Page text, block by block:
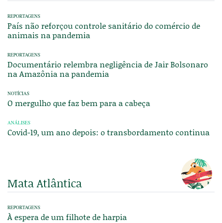
REPORTAGENS
País não reforçou controle sanitário do comércio de
animais na pandemia
REPORTAGENS
Documentário relembra negligência de Jair Bolsonaro
na Amazônia na pandemia
NOTÍCIAS
O mergulho que faz bem para a cabeça
ANÁLISES
Covid-19, um ano depois: o transbordamento continua
Mata Atlântica
REPORTAGENS
À espera de um filhote de harpia